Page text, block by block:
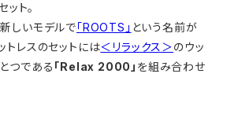
ット。
しいモデルで「ROOTS」 という名前が
トレスのセットには＜リラックス＞のウッ
つである 「Relax 2000」 を組み合わせ